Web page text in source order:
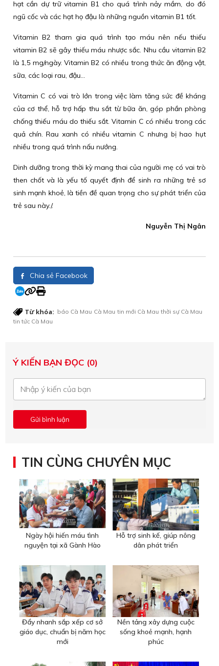
hạt cần dự trữ vitamin B1 cho quá trình nảy mầm, do đó
ngũ cốc và các hạt họ đậu là những nguồn vitamin B1 tốt.
Vitamin B2 tham gia quá trình tạo máu nên nếu thiếu
vitamin B2 sẽ gây thiếu máu nhược sắc. Nhu cầu vitamin B2
là 1,5 mg/ngày. Vitamin B2 có nhiều trong thức ăn động vật,
sữa, các loại rau, đậu...
Vitamin C có vai trò lớn trong việc làm tăng sức đề kháng
của cơ thể, hỗ trợ hấp thu sắt từ bữa ăn, góp phần phòng
chống thiếu máu do thiếu sắt. Vitamin C có nhiều trong các
quả chín. Rau xanh có nhiều vitamin C nhưng bị hao hụt
nhiều trong quá trình nấu nướng.
Dinh dưỡng trong thời kỳ mang thai của người mẹ có vai trò
then chốt và là yếu tố quyết định để sinh ra những trẻ sơ
sinh mạnh khoẻ, là tiền đề quan trọng cho sự phát triển của
trẻ sau này./.
Nguyễn Thị Ngân
Chia sẻ Facebook
Từ khóa: báo Cà Mau Cà Mau tin mới Cà Mau thời sự Cà Mau
tin tức Cà Mau
Ý KIẾN BẠN ĐỌC (0)
TIN CÙNG CHUYÊN MỤC
Ngày hội hiến máu tình
nguyện tại xã Gành Hào
Hỗ trợ sinh kế, giúp nông
dân phát triển
Đẩy nhanh sắp xếp cơ sở
giáo dục, chuẩn bị năm học
mới
Nền tảng xây dựng cuộc
sống khoẻ mạnh, hạnh
phúc